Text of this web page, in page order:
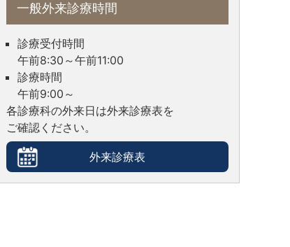
一般外来診療時間
診療受付時間
午前8:30～午前11:00
診療時間
午前9:00～
各診療科の外来日は外来診療表を
ご確認ください。
外来診療表